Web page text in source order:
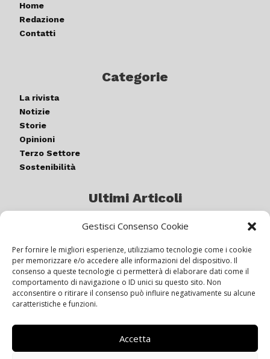
Gestisci Consenso Cookie
Per fornire le migliori esperienze, utilizziamo tecnologie come i cookie
per memorizzare e/o accedere alle informazioni del dispositivo. Il
consenso a queste tecnologie ci permetterà di elaborare dati come il
comportamento di navigazione o ID unici su questo sito. Non
acconsentire o ritirare il consenso può influire negativamente su alcune
caratteristiche e funzioni.
Accetta
Home
Redazione
Contatti
Categorie
La rivista
Notizie
Storie
Opinioni
Terzo Settore
Sostenibilità
Ultimi Articoli
Germogli di luce: al via la quinta
IL BEER GARDEN CON IL GIALLONE
Siamo pronti a navigare “contro